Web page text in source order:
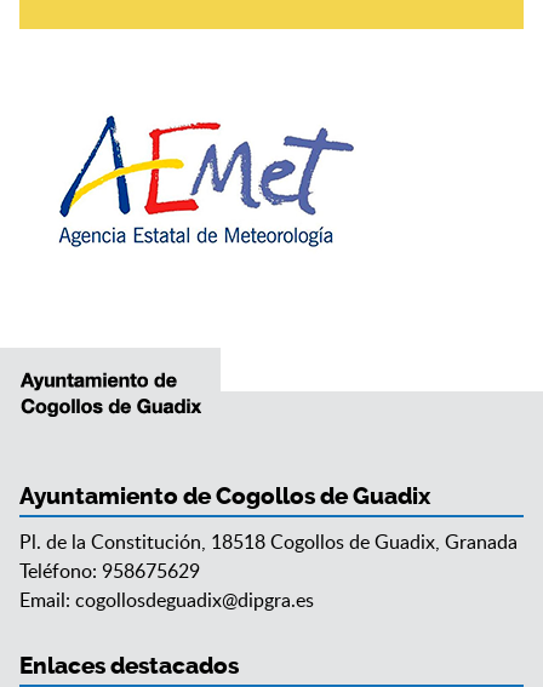
Ayuntamiento de Cogollos de Guadix
Pl. de la Constitución, 18518 Cogollos de Guadix, Granada
Teléfono: 958675629
Email: cogollosdeguadix@dipgra.es
Enlaces destacados